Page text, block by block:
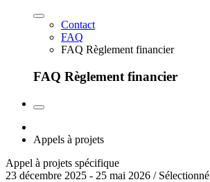
Contact
FAQ
FAQ Règlement financier
FAQ Règlement financier
Appels à projets
Appel à projets spécifique
23 décembre 2025 - 25 mai 2026 / Sélectionné